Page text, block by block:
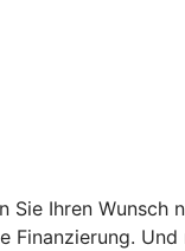
Ihren Wunsch